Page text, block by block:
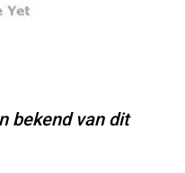
bekend van dit